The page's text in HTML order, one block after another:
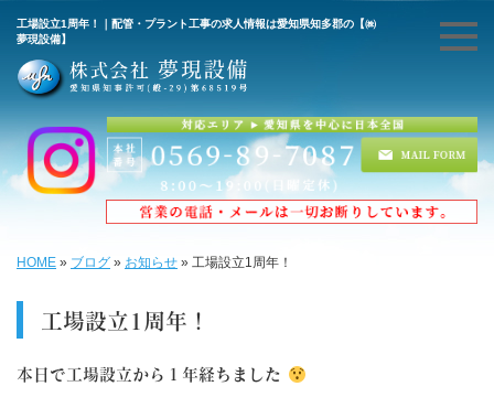
工場設立1周年！｜配管・プラント工事の求人情報は愛知県知多郡の【㈱
夢現設備】
HOME » ブログ » お知らせ » 工場設立1周年！
工場設立1周年！
本日で工場設立から１年経ちました